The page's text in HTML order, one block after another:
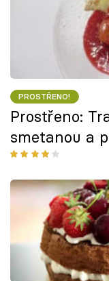
PROSTŘENO!
Prostřeno:
smetanou a